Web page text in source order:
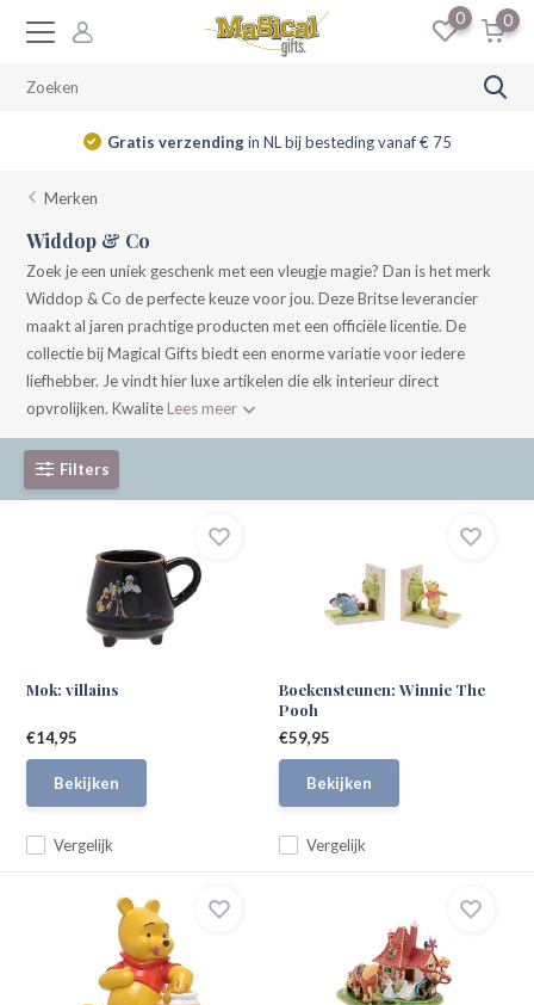
0 0
Gratis verzendingin NL bij besteding vanaf € 75
Merken
Widdop & Co
Zoek je een uniek geschenk met een vleugje magie? Dan is het merk
Widdop & Co de perfecte keuze voor jou. Deze Britse leverancier
maakt al jaren prachtige producten met een officiële licentie. De
collectie bij Magical Gifts biedt een enorme variatie voor iedere
liefhebber. Je vindt hier luxe artikelen die elk interieur direct
opvrolijken. Kwalite Lees meer
Filters
Mok: villains
Vergelijk
€14,95
Bekijken
Boekensteunen: Winnie The
Pooh
Vergelijk
€59,95
Bekijken